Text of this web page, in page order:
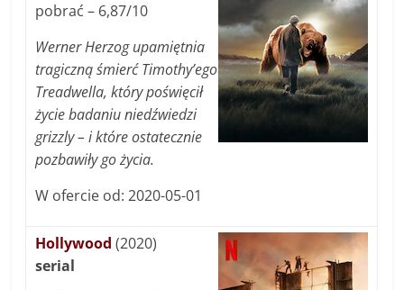
pobrać – 6,87/10
Werner Herzog upamiętnia
tragiczną śmierć Timothy’ego
Treadwella, który poświęcił
życie badaniu niedźwiedzi
grizzly – i które ostatecznie
pozbawiły go życia.
W ofercie od: 2020-05-01
Hollywood (2020)
serial